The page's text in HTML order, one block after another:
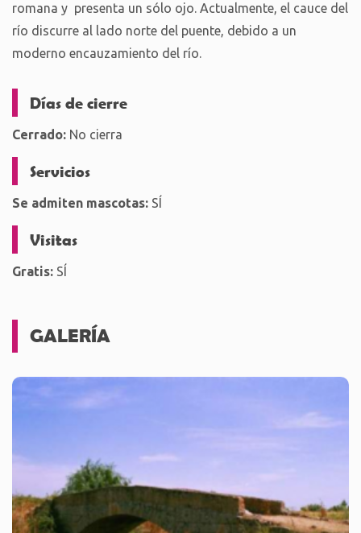
romana y presenta un sólo ojo. Actualmente, el cauce del
río discurre al lado norte del puente, debido a un
moderno encauzamiento del río.
Días de cierre
Cerrado: No cierra
Servicios
Se admiten mascotas: SÍ
Visitas
Gratis: SÍ
GALERÍA